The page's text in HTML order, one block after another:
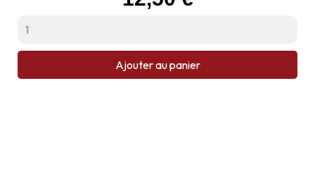
Ajouter au panier